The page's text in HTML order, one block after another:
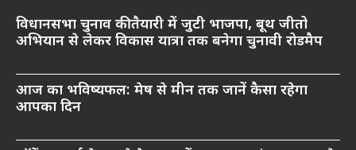
विधानसभा चुनाव की तैयारी में जुटी भाजपा, बूथ जीतो
अभियान से लेकर विकास यात्रा तक बनेगा चुनावी रोडमैप
आज का भविष्यफल: मेष से मीन तक जानें कैसा रहेगा
आपका दिन